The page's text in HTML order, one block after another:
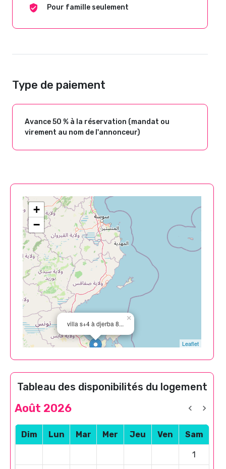
Pour famille seulement
Type de paiement
Avance 50 % à la réservation (mandat ou
virement au nom de l'annonceur)
villa s+4 à djerba 8...
×
+
−
Leaflet
Tableau des disponibilités du logement
Août 2026
Dim Lun Mar Mer Jeu Ven Sam
1